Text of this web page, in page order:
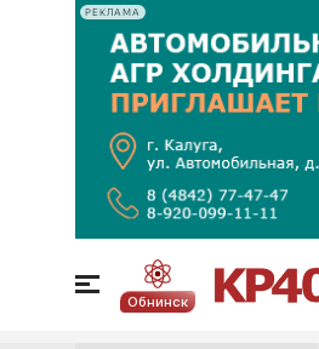
РЕКЛАМА
Обнинск